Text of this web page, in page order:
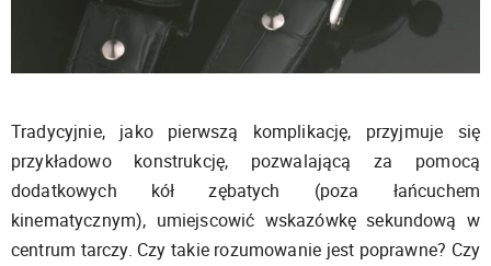
Tradycyjnie, jako pierwszą komplikację, przyjmuje się
przykładowo konstrukcję, pozwalającą za pomocą
dodatkowych kół zębatych (poza łańcuchem
kinematycznym), umiejscowić wskazówkę sekundową w
centrum tarczy. Czy takie rozumowanie jest poprawne? Czy